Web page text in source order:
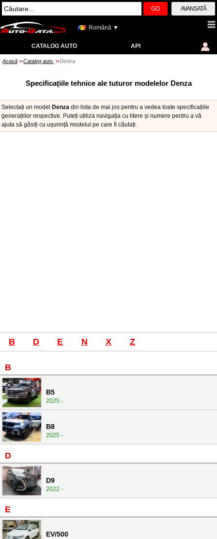
GO AVANSATĂ
Română ▼
CATALOG AUTO API
Acasă >> Catalog auto >> Denza
Specificațiile tehnice ale tuturor modelelor Denza
Selectați un model Denza din lista de mai jos pentru a vedea toate specificațiile
generațiilor respective. Puteți utiliza navigația cu litere și numere pentru a vă
ajuta să găsiți cu ușurință modelul pe care îl căutați.
B D E N X Z
B
B5
2025 -
B8
2025 -
D
D9
2022 -
E
EV/500